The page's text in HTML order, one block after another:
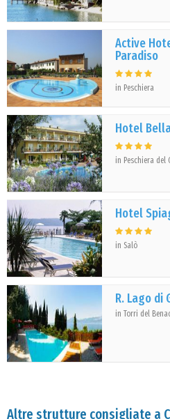
Active
Paradiso
in Peschiera
Hotel
in Peschiera del
Hotel
in Salò
R. Lago di
in Torri del
Altre strutture consigliate a